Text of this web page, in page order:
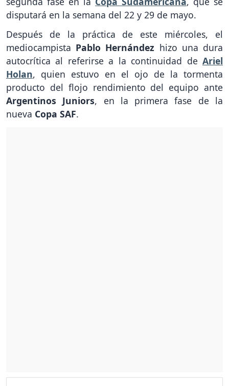
disputará en la semana del 22 y 29 de mayo.
Después de la práctica de este miércoles, el
mediocampista Pablo Hernández hizo una dura
autocrítica al referirse a la continuidad de Ariel
Holan, quien estuvo en el ojo de la tormenta
producto del flojo rendimiento del equipo ante
Argentinos Juniors, en la primera fase de la
nueva Copa SAF.